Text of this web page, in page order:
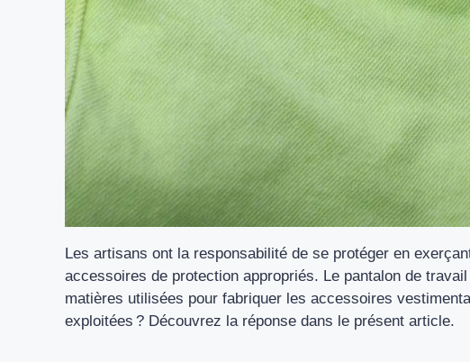
Les artisans ont la responsabilité de se protéger en
accessoires de protection appropriés. Le pantalon de
matières utilisées pour fabriquer les accessoires
exploitées ? Découvrez la réponse dans le présent article.